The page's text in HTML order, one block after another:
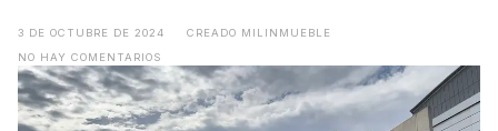
3 DE OCTUBRE DE 2024
CREADO MILINMUEBLE
NO HAY COMENTARIOS